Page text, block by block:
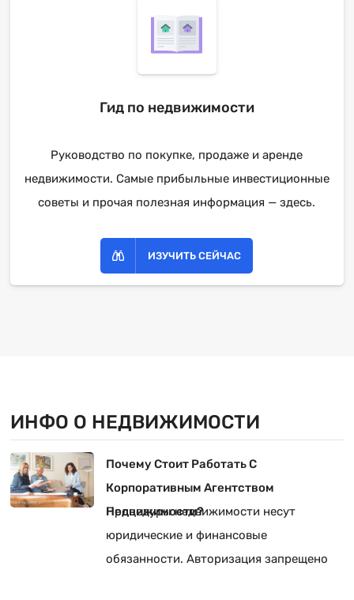
Гид по недвижимости
Руководство по покупке, продаже и аренде
недвижимости. Самые прибыльные инвестиционные
советы и прочая полезная информация — здесь.
ИЗУЧИТЬ СЕЙЧАС
ИНФО О НЕДВИЖИМОСТИ
Почему Стоит Работать С
Корпоративным Агентством
Недвижимости?
Процедуры недвижимости несут
юридические и финансовые
обязанности. Авторизация запрещено